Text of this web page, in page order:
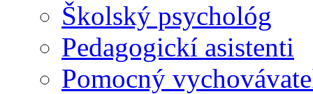
Školský psychológ
Pedagogickí asistenti
Pomocný